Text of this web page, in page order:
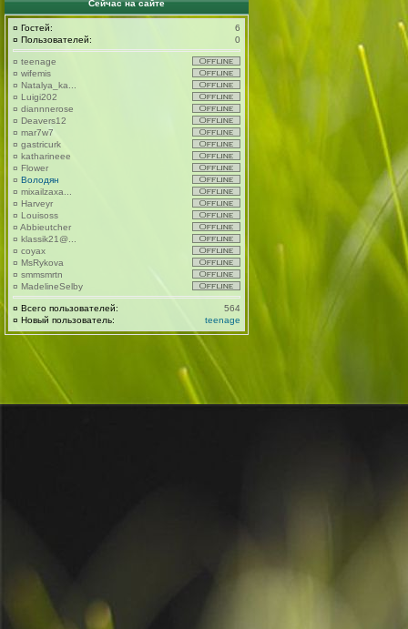
Сейчас на сайте
¤ Гостей:
6
¤ Пользователей: 0
¤ teenage
¤ wifemis
¤ Natalya_ka...
¤ Luigi202
¤ diannnerose
¤ Deavers12
¤ mar7w7
¤ gastricurk
¤ katharineee
¤ Flower
¤ Володян
¤ mixailzaxa...
¤ Harveyr
¤ Louisoss
¤ Abbieutcher
¤ klassik21@...
¤ coyax
¤ MsRykova
¤ smmsmrtn
¤ MadelineSelby
¤ Всего пользователей:
564
¤ Новый пользователь: teenage